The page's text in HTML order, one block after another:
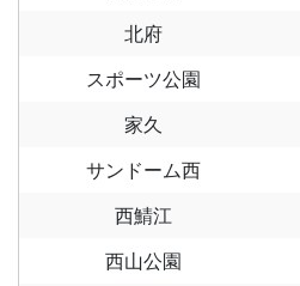
北府
スポーツ公園
家久
サンドーム西
西鯖江
西山公園